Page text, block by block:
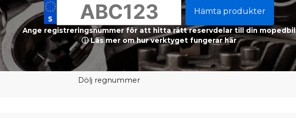
Hämta produkter
Ange registreringsnummer för att hitta rätt reservdelar till din mopedbil
ⓘ Läs mer om hur verktyget fungerar här
Dölj regnummer